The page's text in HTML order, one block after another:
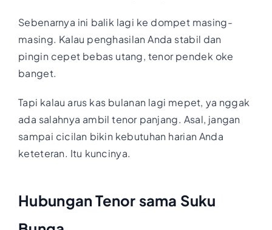
Sebenarnya ini balik lagi ke dompet masing-
masing. Kalau penghasilan Anda stabil dan
pingin cepet bebas utang, tenor pendek oke
banget.
Tapi kalau arus kas bulanan lagi mepet, ya nggak
ada salahnya ambil tenor panjang. Asal, jangan
sampai cicilan bikin kebutuhan harian Anda
keteteran. Itu kuncinya.
Hubungan Tenor sama Suku